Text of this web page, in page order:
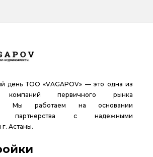
день ТОО «VAGAPOV» — это одна из
компаний первичного рынка
Мы работаем на основании
партнерства с надежными
Астаны.